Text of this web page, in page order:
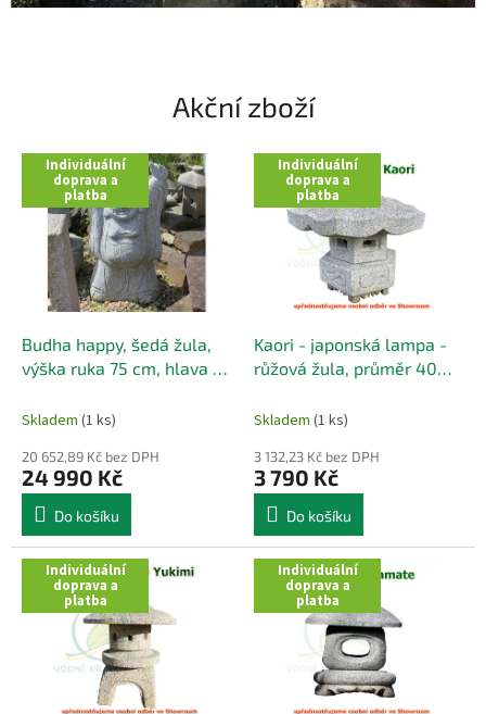
c
d
á
m
Akční zboží
Individuální
doprava a
platba
Budha happy, šedá žula,
výška ruka 75 cm, hlava 63
Skladem (1 ks)
20 652,89 Kč bez DPH
24 990 Kč
Do košíku
Individuální
doprava a
platba
Kaori - japonská lampa -
růžová žula, průměr 40
Skladem (1 ks)
3 132,23 Kč bez DPH
3 790 Kč
Do košíku
Individuální
doprava a
platba
Individuální
doprava a
platba